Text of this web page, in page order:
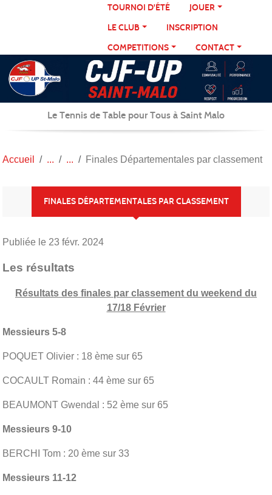
TOURNOI D'ÉTÉ
JOUER
LE CLUB
INSCRIPTION
COMPETITIONS
CONTACT
Le Tennis de Table pour Tous à Saint Malo
Accueil Finales Départementales par classement
FINALES DÉPARTEMENTALES PAR CLASSEMENT
Publiée le 23 févr. 2024
Les résultats
Résultats des finales par classement du weekend du
17/18 Février
Messieurs 5-8
POQUET Olivier : 18 ème sur 65
COCAULT Romain : 44 ème sur 65
BEAUMONT Gwendal : 52 ème sur 65
Messieurs 9-10
BERCHI Tom : 20 ème sur 33
Messieurs 11-12
Panneau de gestion des cookies